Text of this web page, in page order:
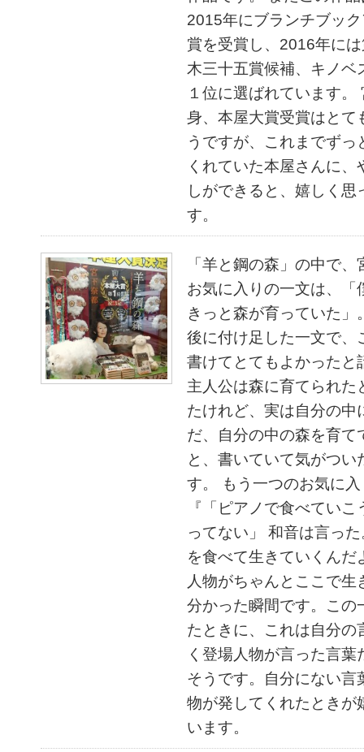
2015年にブランチブッ
賞を受賞し、2016年に
木三十五賞候補、キノベ
１位に選ばれています。
身、本屋大賞受賞はとて
うですが、これまでずっ
くれていた本屋さんに、
しができると、嬉しく思
す。
「羊と鋼の森」の中で、
お気に入りの一文は、「
きっと森が育っていた」
後に付け足した一文で、
書けてとてもよかったと
主人公は森に育てられた
たけれど、実は自分の中
だ、自分の中の森を育て
と、書いていて気がつい
す。 もう一つのお気に
『「ピアノで食べていこ
ってない」 和音は言っ
を食べて生きていくんだ
人物がちゃんとここで生
分かった瞬間です。この
たときに、これは自分の
く登場人物が言った言葉
そうです。自分にない言
物が発してくれたときが
います。